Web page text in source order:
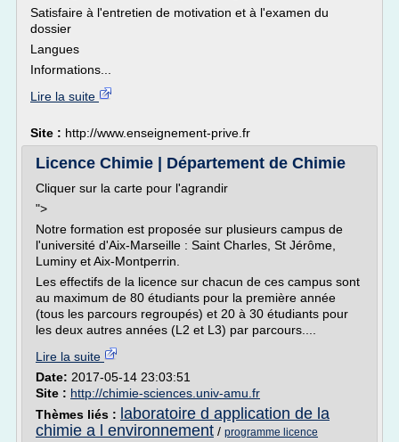
Satisfaire à l'entretien de motivation et à l'examen du
dossier
Langues
Informations...
Lire la suite
Site : http://www.enseignement-prive.fr
Licence Chimie | Département de Chimie
Cliquer sur la carte pour l'agrandir
">
Notre formation est proposée sur plusieurs campus de
l'université d'Aix-Marseille : Saint Charles, St Jérôme,
Luminy et Aix-Montperrin.
Les effectifs de la licence sur chacun de ces campus sont
au maximum de 80 étudiants pour la première année
(tous les parcours regroupés) et 20 à 30 étudiants pour
les deux autres années (L2 et L3) par parcours....
Lire la suite
Date: 2017-05-14 23:03:51
Site : http://chimie-sciences.univ-amu.fr
Thèmes liés : laboratoire d application de la
chimie a l environnement / programme licence